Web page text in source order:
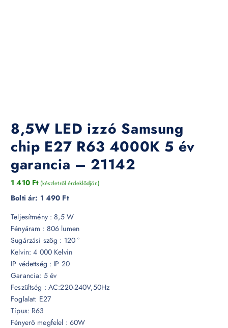
8,5W LED izzó Samsung
chip E27 R63 4000K 5 év
garancia – 21142
1 410 Ft (készletről érdeklődjön)
Bolti ár: 1 490 Ft
Teljesítmény : 8,5 W
Fényáram : 806 lumen
Sugárzási szög : 120 °
Kelvin: 4 000 Kelvin
IP védettség : IP 20
Garancia: 5 év
Feszültség : AC:220-240V,50Hz
Foglalat: E27
Típus: R63
Fényerő megfelel : 60W